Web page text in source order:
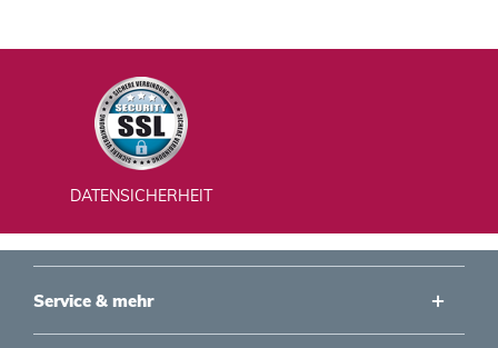
DATENSICHERHEIT
Service & mehr